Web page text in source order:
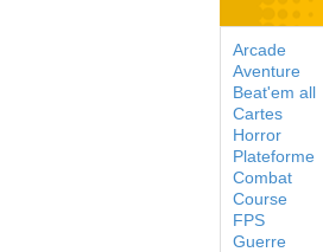
Arcade
Aventure
Beat'em all
Cartes
Horror
Plateforme
Combat
Course
FPS
Guerre